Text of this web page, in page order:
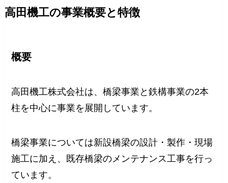
高田機工の事業概要と特徴
概要
高田機工株式会社は、橋梁事業と鉄構事業の2本
柱を中心に事業を展開しています。
橋梁事業については新設橋梁の設計・製作・現場
施工に加え、既存橋梁のメンテナンス工事を行っ
ています。